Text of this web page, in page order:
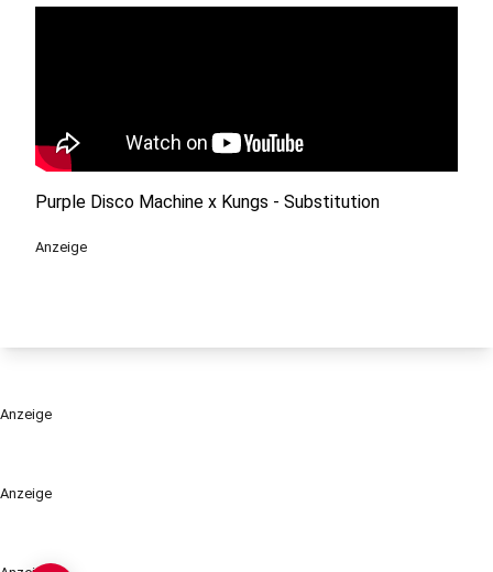
Anzeige
Purple Disco Machine x Kungs - Substitution
Anzeige
Anzeige